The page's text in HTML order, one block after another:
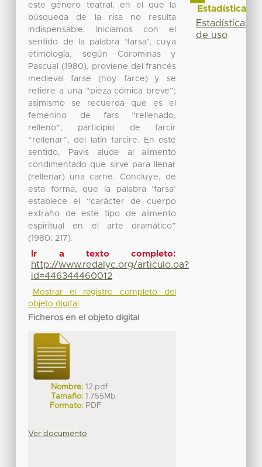
este género teatral, en el que la
búsqueda de la risa no resulta
indispensable. Iniciamos con el
sentido de la palabra ‘farsa’, cuya
etimología, según Corominas y
Pascual (1980), proviene del francés
medieval farse (hoy farce) y se
refiere a una “pieza cómica breve”;
asimismo se recuerda que es el
femenino de fars “rellenado,
relleno”, participio de farcir
“rellenar”, del latín farcire. En este
sentido, Pavis alude al alimento
condimentado que sirve para llenar
(rellenar) una carne. Concluye, de
esta forma, que la palabra ‘farsa’
establece el “carácter de cuerpo
extraño de este tipo de alimento
espiritual en el arte dramático”
(1980: 217).
Ir a texto completo:
http://www.redalyc.org/articulo.oa?
id=446344460012
Mostrar el registro completo del
objeto digital
Ficheros en el objeto digital
Nombre: 12.pdf
Tamaño: 1.755Mb
Formato: PDF
Ver documento
Estadísticas
Estadísticas
de uso